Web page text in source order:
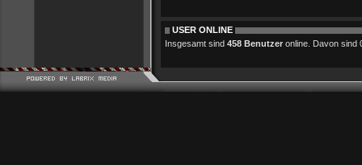
USER ONLINE
Insgesamt sind 458 Benutzer online. Davon sind